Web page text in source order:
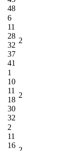
48
6
11
28
32
37
41
2
1
10
11
18
30
32
2
2
11
16